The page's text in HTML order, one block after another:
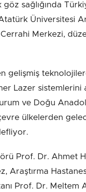
göz sağlığında
Üniversitesi
Merkezi,
gelişmiş
Lazer sistemlerini
ve Doğu
ülkelerden
Prof. Dr. Ahmet
Araştırma
Prof. Dr. Meltem